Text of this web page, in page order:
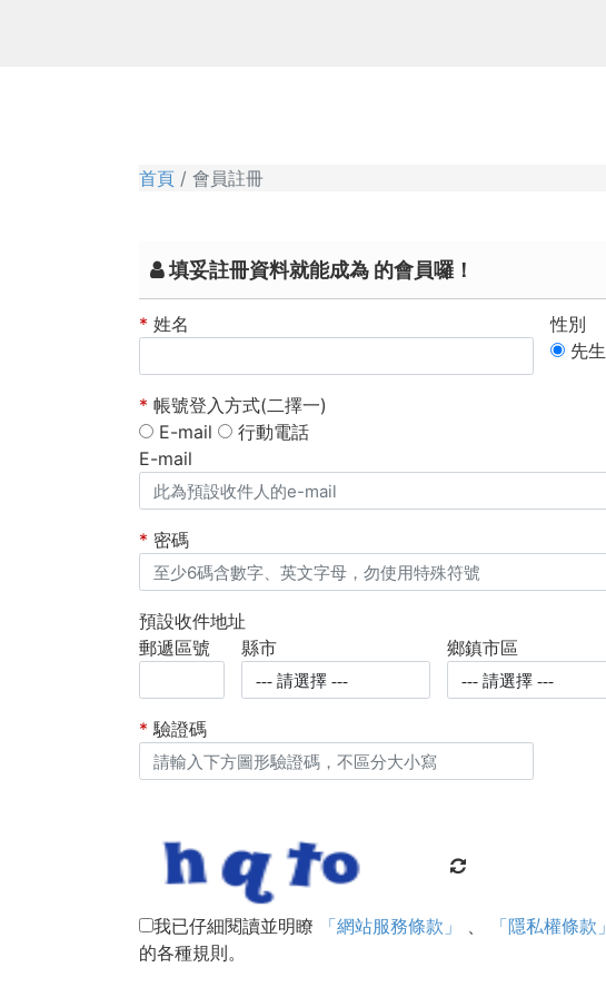
首頁 會員註冊
填妥註冊資料就能成為 的會員囉！
* 姓名
性別
先生
* 帳號登入方式(二擇一)
E-mail
行動電話
E-mail
* 密碼
預設收件地址
郵遞區號
縣市 鄉鎮市區
* 驗證碼
我已仔細閱讀並明瞭 「網站服務條款」 、 「隱私權條款」
的各種規則。